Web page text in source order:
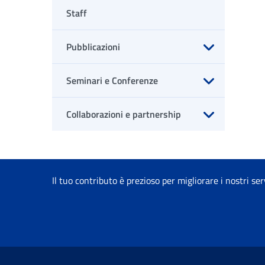
Staff
Pubblicazioni
Apri sottomenu
Seminari e Conferenze
Apri sottomenu
Collaborazioni e partnership
Il tuo contributo è prezioso per migliorare i nostri